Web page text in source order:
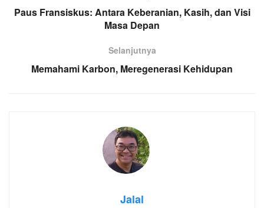
Paus Fransiskus: Antara Keberanian, Kasih, dan Visi
Masa Depan
Selanjutnya
Memahami Karbon, Meregenerasi Kehidupan
Jalal